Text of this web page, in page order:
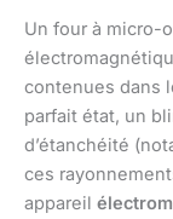
Un four à micro-
contenues dans
parfait état, un
d’étanchéité
ces
appareil